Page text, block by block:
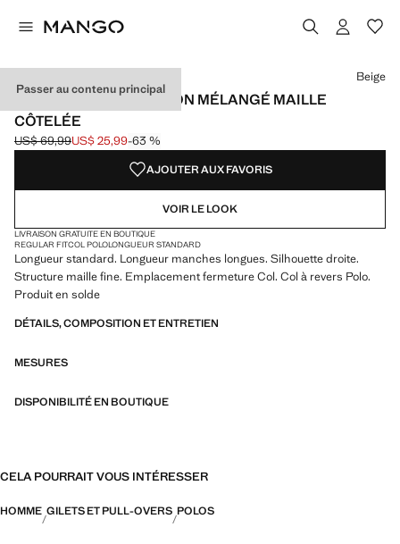
Passer au contenu principal
PULL-OVER POLO COTON MÉLANGÉ MAILLE
CÔTELÉE
Prix initial barré [US$ 69,99 ]
US$ 69,99
Prix actuel [US$ 25,99 ]
US$ 25,99-63 %
Choisissez une couleur
Couleur Bleu marine
Couleur Bordeaux
Couleur Beige sélectionnée
Beige
AJOUTER AUX FAVORIS
VOIR LE LOOK
LIVRAISON GRATUITE EN BOUTIQUE
REGULAR FITCOL POLOLONGUEUR STANDARD
Longueur standard. Longueur manches longues. Silhouette droite.
Structure maille fine. Emplacement fermeture Col. Col à revers Polo.
Produit en solde
DÉTAILS, COMPOSITION ET ENTRETIEN
MESURES
DISPONIBILITÉ EN BOUTIQUE
CELA POURRAIT VOUS INTÉRESSER
HOMME GILETS ET PULL-OVERS POLOS